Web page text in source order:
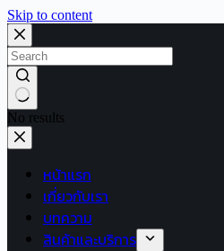
Skip to content
No results
หน้าแรก
เกี่ยวกับเรา
บทความ
สินค้าและบริการ